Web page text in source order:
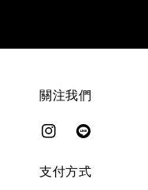
關注我們
支付方式